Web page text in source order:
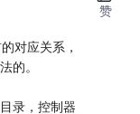
对应关系，
的。
录，控制器
赞